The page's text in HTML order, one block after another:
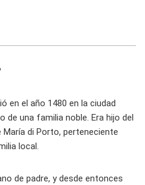
en el año 1480 en la ciudad
de una familia noble. Era hijo del
María di Porto, perteneciente
local.
de padre, y desde entonces